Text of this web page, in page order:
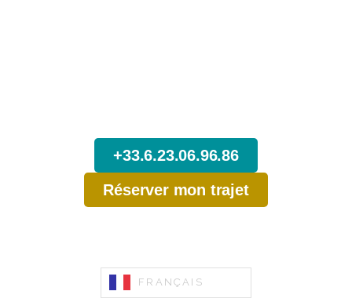
+33.6.23.06.96.86
Réserver mon trajet
FRANÇAIS